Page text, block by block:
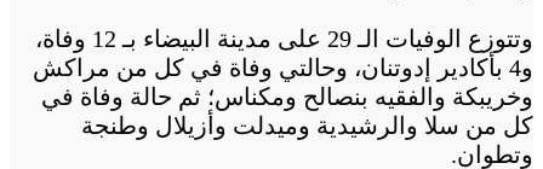
وتتوزع الوفيات الـ 29 على مدينة البيضاء بـ 12 وفاة،
و4 بأكادير إدوتنان، وحالتي وفاة في كل من مراكش
وخريبكة والفقيه بنصالح ومكناس؛ ثم حالة وفاة في
كل من سلا والرشيدية وميدلت وأزيلال وطنجة
وتطوان.